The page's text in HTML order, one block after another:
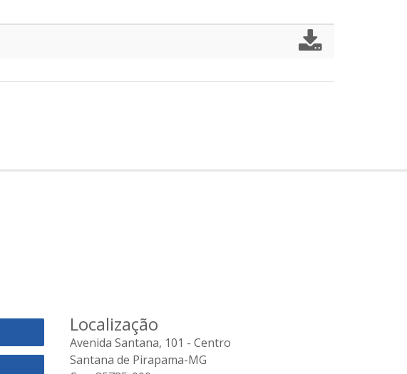
Localização
Avenida Santana, 101 - Centro
Santana de Pirapama-MG